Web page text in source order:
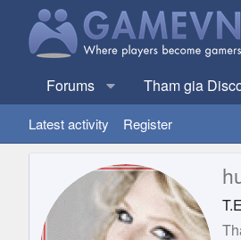
Forums Tham gia
Latest activity Register